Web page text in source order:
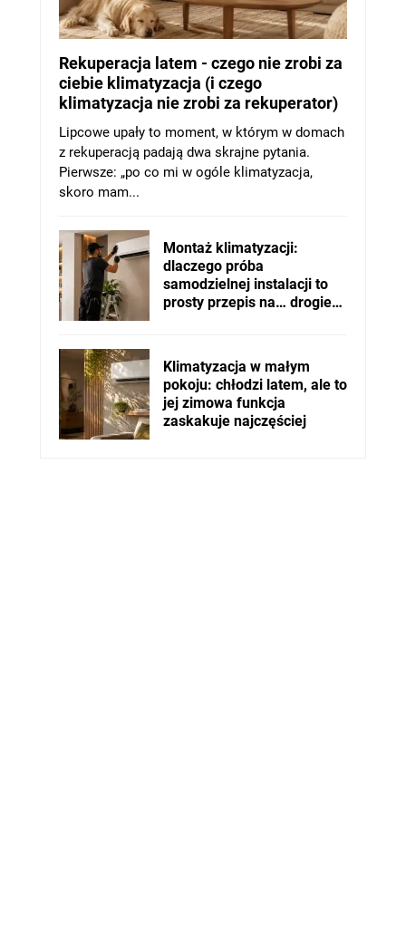
Rekuperacja latem - czego nie zrobi za
ciebie klimatyzacja (i czego
klimatyzacja nie zrobi za rekuperator)
Lipcowe upały to moment, w którym w domach
z rekuperacją padają dwa skrajne pytania.
Pierwsze: „po co mi w ogóle klimatyzacja,
skoro mam...
Montaż klimatyzacji:
dlaczego próba
samodzielnej instalacji to
prosty przepis na… drogie
Klimatyzacja w małym
pokoju: chłodzi latem, ale to
jej zimowa funkcja
zaskakuje najczęściej